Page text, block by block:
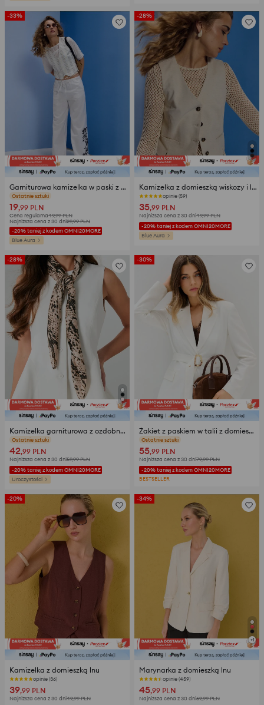
-33%
Garniturowa kamizelka w paski z domieszką wiskozy
opinie (21)
19,99 PLN
Cena regularna49,99PLN
Najniższa cena z 30 dni29,99PLN
-20% taniej z kodem OMNI20MORE
Blue Aura
-28%
Kamizelka z domieszką wiskozy i lnu
opinie (59)
35,99 PLN
Najniższa cena z 30 dni49,99PLN
-20% taniej z kodem OMNI20MORE
Blue Aura
-28%
Kamizelka garniturowa z ozdobnymi przeszyciami
opinie (155)
42,99 PLN
Najniższa cena z 30 dni59,99PLN
-20% taniej z kodem OMNI20MORE
Uroczystości
-30%
Żakiet z paskiem w talii z domieszką wiskozy
opinie (27)
55,99 PLN
Najniższa cena z 30 dni79,99PLN
-20% taniej z kodem OMNI20MORE
BESTSELLER
-20%
Kamizelka z domieszką lnu
opinie (36)
39,99 PLN
Najniższa cena z 30 dni49,99PLN
-34%
+1
Marynarka z domieszką lnu
opinie (459)
45,99 PLN
Najniższa cena z 30 dni69,99PLN